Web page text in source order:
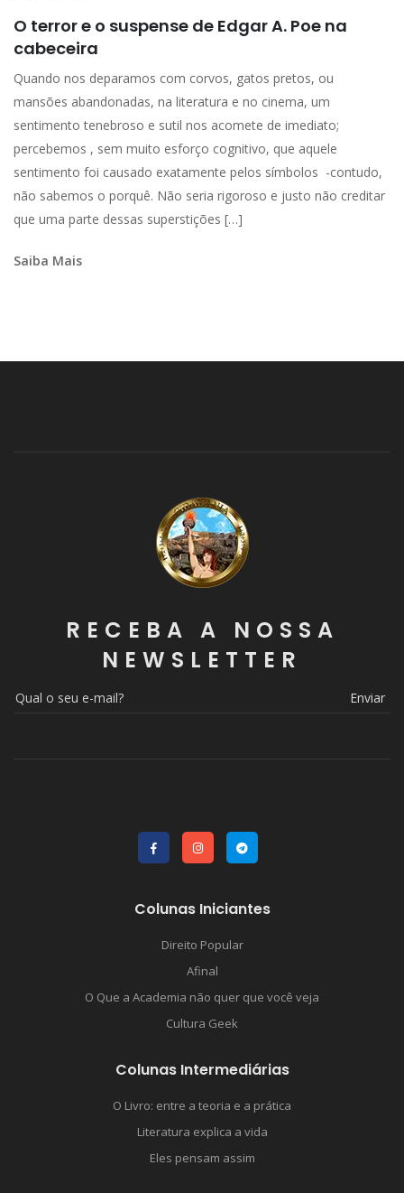
O terror e o suspense de Edgar A. Poe na
cabeceira
Quando nos deparamos com corvos, gatos pretos, ou
mansões abandonadas, na literatura e no cinema, um
sentimento tenebroso e sutil nos acomete de imediato;
percebemos , sem muito esforço cognitivo, que aquele
sentimento foi causado exatamente pelos símbolos -contudo,
não sabemos o porquê. Não seria rigoroso e justo não creditar
que uma parte dessas superstições […]
Saiba Mais
RECEBA A NOSSA
NEWSLETTER
Enviar
Colunas Iniciantes
Direito Popular
Afinal
O Que a Academia não quer que você veja
Cultura Geek
Colunas Intermediárias
O Livro: entre a teoria e a prática
Literatura explica a vida
Eles pensam assim